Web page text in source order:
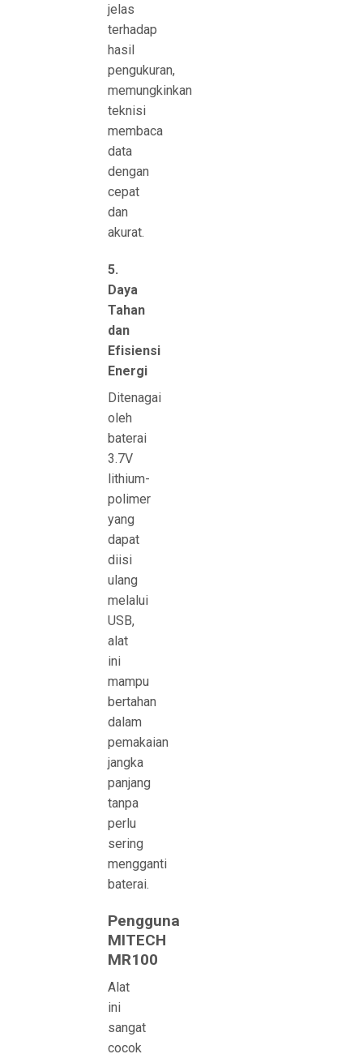
jelas
terhadap
hasil
pengukuran,
memungkinkan
teknisi
membaca
data
dengan
cepat
dan
akurat.
5.
Daya
Tahan
dan
Efisiensi
Energi
Ditenagai
oleh
baterai
3.7V
lithium-
polimer
yang
dapat
diisi
ulang
melalui
USB,
alat
ini
mampu
bertahan
dalam
pemakaian
jangka
panjang
tanpa
perlu
sering
mengganti
baterai.
Pengguna
MITECH
MR100
Alat
ini
sangat
cocok